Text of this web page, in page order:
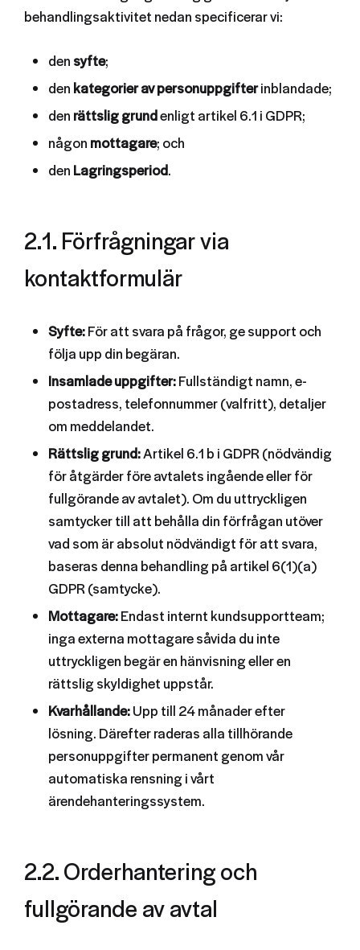
behandlingsaktivitet nedan specificerar vi:
den syfte;
den kategorier av personuppgifterinblandade;
den rättslig grundenligt artikel 6.1 i GDPR;
någon mottagare; och
den Lagringsperiod.
2.1. Förfrågningar via
kontaktformulär
Syfte:För att svara på frågor, ge support och
följa upp din begäran.
Insamlade uppgifter:Fullständigt namn, e-
postadress, telefonnummer (valfritt), detaljer
om meddelandet.
Rättslig grund:Artikel 6.1 b i GDPR (nödvändig
för åtgärder före avtalets ingående eller för
fullgörande av avtalet). Om du uttryckligen
samtycker till att behålla din förfrågan utöver
vad som är absolut nödvändigt för att svara,
baseras denna behandling på artikel 6(1)(a)
GDPR (samtycke).
Mottagare:Endast internt kundsupportteam;
inga externa mottagare såvida du inte
uttryckligen begär en hänvisning eller en
rättslig skyldighet uppstår.
Kvarhållande:Upp till 24 månader efter
lösning. Därefter raderas alla tillhörande
personuppgifter permanent genom vår
automatiska rensning i vårt
ärendehanteringssystem.
2.2. Orderhantering och
fullgörande av avtal